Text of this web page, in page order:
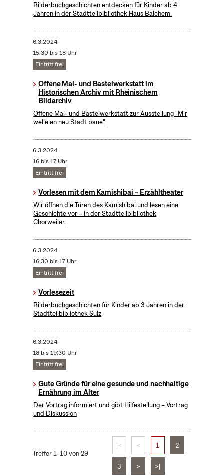
Bilderbuchgeschichten entdecken für Kinder ab 4
Jahren in der Stadtteilbibliothek Haus Balchem.
6.3.2024
15:30 bis 18 Uhr
Eintritt frei
Offene Mal- und Bastelwerkstatt im
Historischen Archiv mit Rheinischem
Bildarchiv
Offene Mal- und Bastelwerkstatt zur Ausstellung "M'r
welle en neu Stadt baue"
6.3.2024
16 bis 17 Uhr
Eintritt frei
Vorlesen mit dem Kamishibai – Erzähltheater
Wir öffnen die Türen des Kamishibai und lesen eine
Geschichte vor – in der Stadtteilbibliothek
Chorweiler.
6.3.2024
16:30 bis 17 Uhr
Eintritt frei
Vorlesezeit
Bilderbuchgeschichten für Kinder ab 3 Jahren in der
Stadtteilbibliothek Sülz
6.3.2024
18 bis 19:30 Uhr
Eintritt frei
Gute Gründe für eine gesunde und nachhaltige
Ernährung im Alter
Der Vortrag informiert und gibt Hilfestellung – Vortrag
und Diskussion
Treffer 1–10 von 29
|< < 1 2
3 > >|